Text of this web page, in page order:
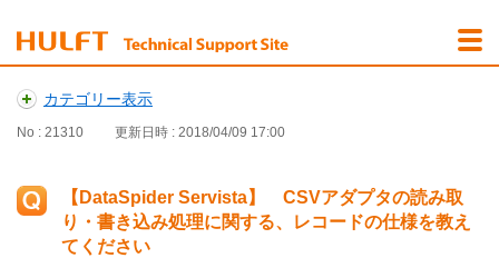
カテゴリー表示
No : 21310 更新日時 : 2018/04/09 17:00
【DataSpider Servista】 CSVアダプタの読み取
り・書き込み処理に関する、レコードの仕様を教え
てください